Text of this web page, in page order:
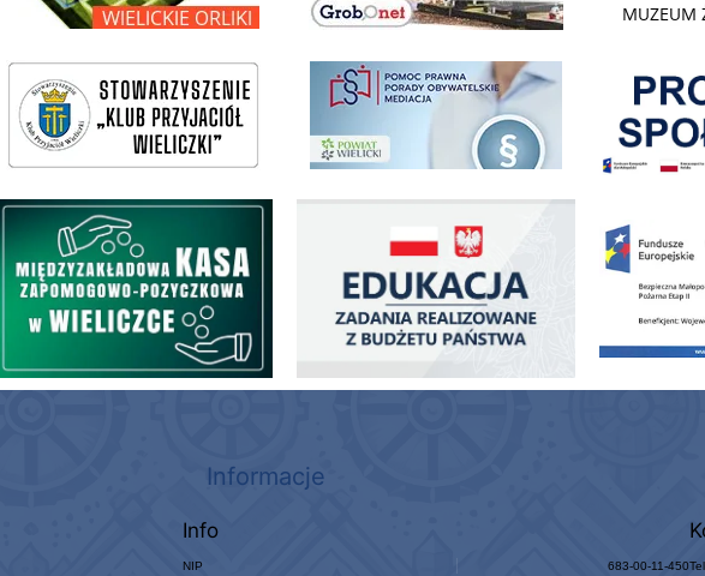
wieliczka-wieliczanie na bis pomoc prawna wieliczka
Międzyzakładowa Kasa Zapomogowo - Pożyczkowa
Zakup
Informacje
Info
NIP 683-00-11-450